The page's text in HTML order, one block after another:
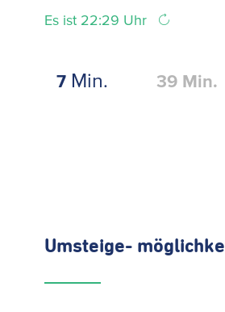
Es ist 22:29 Uhr
7 Min. 39 Min.
Umsteige-